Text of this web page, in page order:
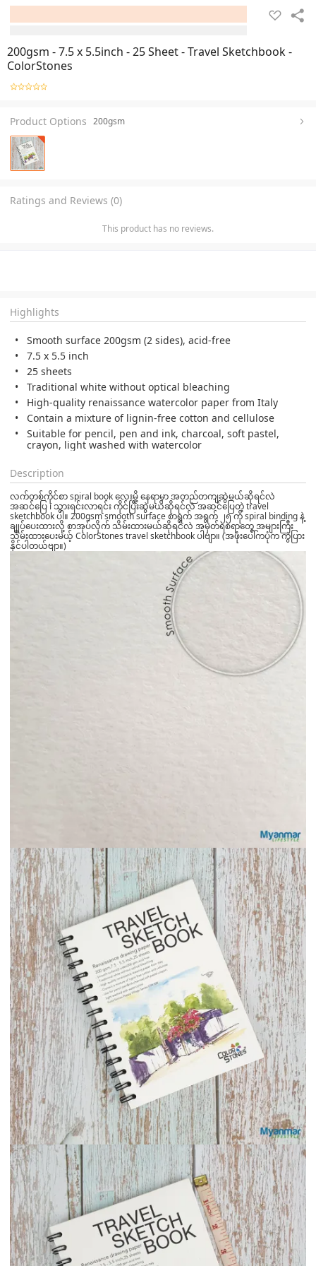
200gsm - 7.5 x 5.5inch - 25 Sheet - Travel Sketchbook -
ColorStones
Product Options 200gsm
Ratings and Reviews (0)
This product has no reviews.
Highlights
Smooth surface 200gsm (2 sides), acid-free
7.5 x 5.5 inch
25 sheets
Traditional white without optical bleaching
High-quality renaissance watercolor paper from Italy
Contain a mixture of lignin-free cotton and cellulose
Suitable for pencil, pen and ink, charcoal, soft pastel,
crayon, light washed with watercolor
Description
လက်တစ်ကိုင်စာ spiral book လေးမို့ နေရာမှာ အတည်တကျဆွဲမယ်ဆိုရင်လဲ
အဆင်ပြေ ၊ သွားရင်းလာရင်း ကိုင်ပြီးဆွဲမယ်ဆိုရင်လဲ အဆင်ပြေတဲ့ travel
sketchbook ပါ။ 200gsm smooth surface စာရွက် အရွက် ၂၅ ကို spiral binding နဲ့
ချုပ်ပေးထားလို့ စာအုပ်လိုက် သိမ်းထားမယ်ဆိုရင်လဲ အမှတ်ရစရာတွေ အများကြီး
သိမ်းထားပေးမယ့် ColorStones travel sketchbook ပါဗျာ။ (အဖုံးပေါ်ကပုံက ကွဲပြား
နိုင်ပါတယ်ဗျာ။)